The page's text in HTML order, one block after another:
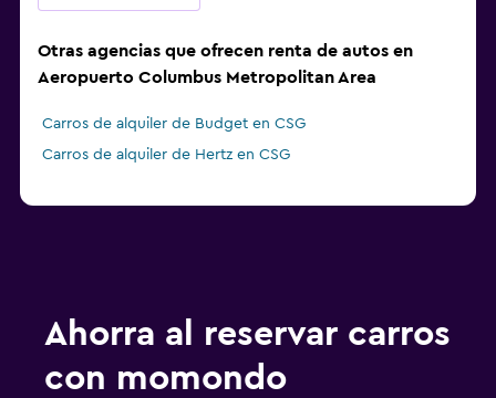
Otras agencias que ofrecen renta de autos en
Aeropuerto Columbus Metropolitan Area
Carros de alquiler de Budget en CSG
Carros de alquiler de Hertz en CSG
Ahorra al reservar carros
con momondo